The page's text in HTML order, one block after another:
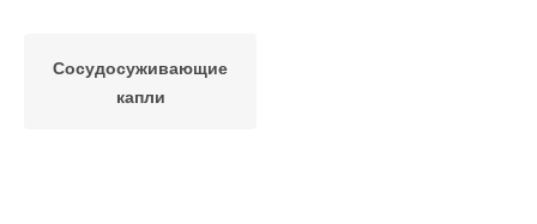
Сосудосуживающие
капли